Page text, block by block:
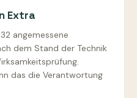
Extra
angemessene
dem Stand der Technik
das die Verantwortung